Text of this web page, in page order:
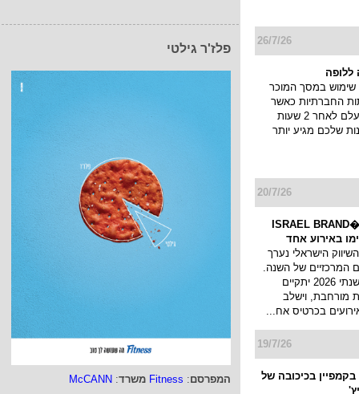
פלז'ר גילטי
המפרסם:
Fitness משרד:
McCANN
26/7/26
שימוש במסך המוכר
החברתיות כאשר
הסטורי שלך נעלם לאחר 2 שעות
שלכם מגיע יותר
20/7/26
כנס המיתוג ו�ISRAEL BRAND
הישראלי נערך
המרכזיים של השנה.
כנס המיתוג השנתי 2026 יתקיים
מורחבת, וישלב
בכרטיס אח...
19/7/26
בכיכובה של